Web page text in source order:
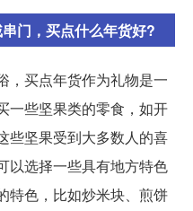
门，买点什么年货好?
，买点年货作为礼物是一
一些坚果类的零食，如开
些坚果受到大多数人的喜
以选择一些具有地方特色
特色，比如炒米块、煎饼